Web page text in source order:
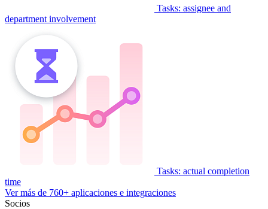
Tasks: assignee and
department involvement
Tasks: actual completion
time
Ver más de 760+ aplicaciones e integraciones
Socios